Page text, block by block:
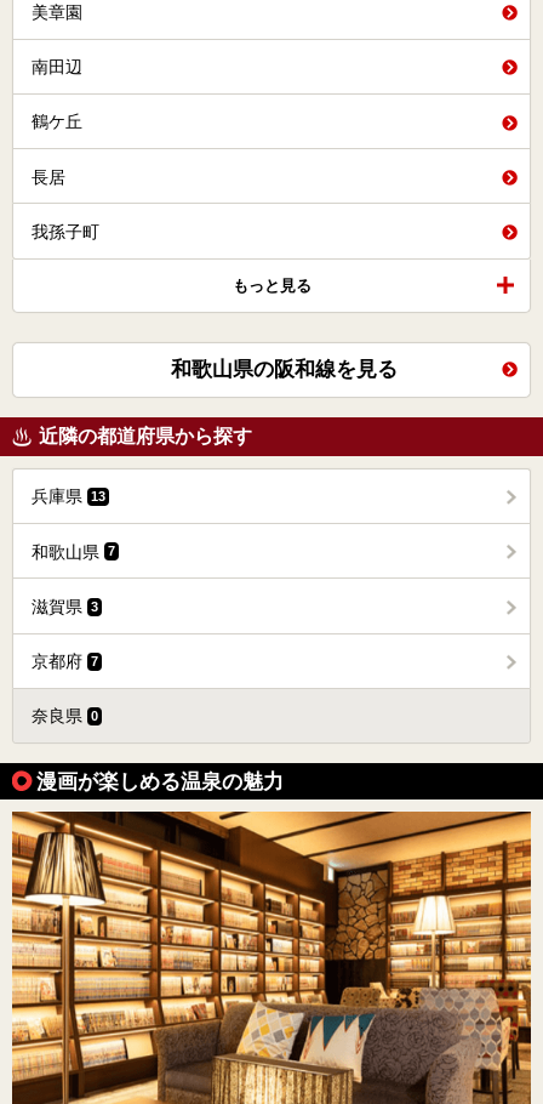
美章園
南田辺
鶴ケ丘
長居
我孫子町
もっと見る
和歌山県の阪和線を見る
近隣の都道府県から探す
兵庫県 13
和歌山県 7
滋賀県 3
京都府 7
奈良県 0
漫画が楽しめる温泉の魅力